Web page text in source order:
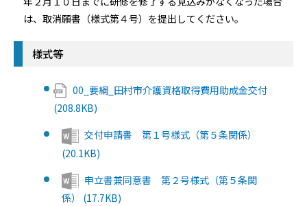
は、取消願書（様式第４号）を提出してください。
様式等
00_要綱_田村市介護資格取得費用助成金交付
(208.8KB)
交付申請書 第１号様式（第５条関係）
(20.1KB)
申立書兼同意書 第２号様式（第５条関
係） (17.7KB)